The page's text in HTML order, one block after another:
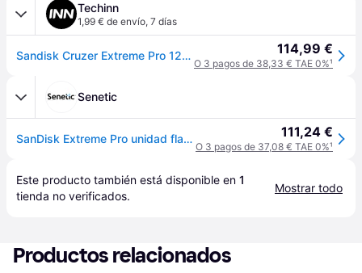
Techinn
1,99 € de envío, 7 días
Sandisk Cruzer Extreme Pro 128gb Usb 3.1 Pendrive Negro 114,99 €
O 3 pagos de 38,33 € TAE 0%¹
Senetic
SanDisk Extreme Pro unidad flash USB 128 GB USB tipo SDCZ880-128G-G46 111,24 €
O 3 pagos de 37,08 € TAE 0%¹
Este producto también está disponible en 1
tienda no verificados.
Mostrar todo
Productos relacionados